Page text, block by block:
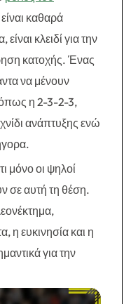
είναι καθαρά
κλειδί για την
κατοχής. Ένας
να μένουν
όπως η 2-3-2-3,
ανάπτυξης ενώ
μόνο οι ψηλοί
σε αυτή τη θέση.
η ευκινησία και η
για την